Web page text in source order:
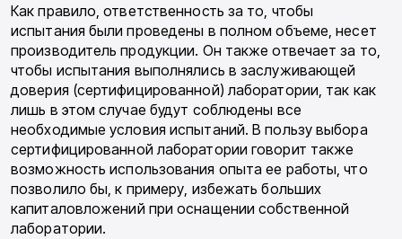
Как правило, ответственность за то, чтобы
испытания были проведены в полном объеме, несет
производитель продукции. Он также от­вечает за то,
чтобы испытания выполнялись в заслуживающей
доверия (сертифицирован­ной) лаборатории, так как
лишь в этом случае будут соблюдены все
необходимые условия ис­пытаний. В пользу выбора
сертифицирован­ной лаборатории говорит также
возможность использования опыта ее работы, что
позволило бы, к примеру, избежать больших
капитало­вложений при оснащении собственной
лабора­тории.